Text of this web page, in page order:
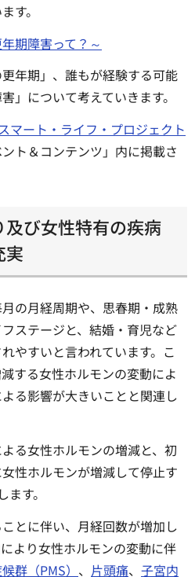
す。
期障害って？～
年期」、誰もが経験する可能
」について考えていきます。
マート・ライフ・プロジェクト
ト＆コンテンツ」内に掲載さ
び女性特有の疾病
実
の月経周期や、思春期・成熟
ステージと、結婚・育児など
やすいと言われています。こ
する女性ホルモンの変動によ
る影響が大きいことと関連し
る女性ホルモンの増減と、初
性ホルモンが増減して停止す
す。
とに伴い、月経回数が増加し
より女性ホルモンの変動に伴
群（PMS） 、 片頭痛、 子宮内